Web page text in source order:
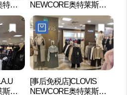
特莱
울렛
NEWCORE奥特莱斯蔚
山店(폴햄 뉴코아아울렛
울산점)
斯蔚
[事后免税店]CLOVIS
NEWCORE奥特莱斯蔚